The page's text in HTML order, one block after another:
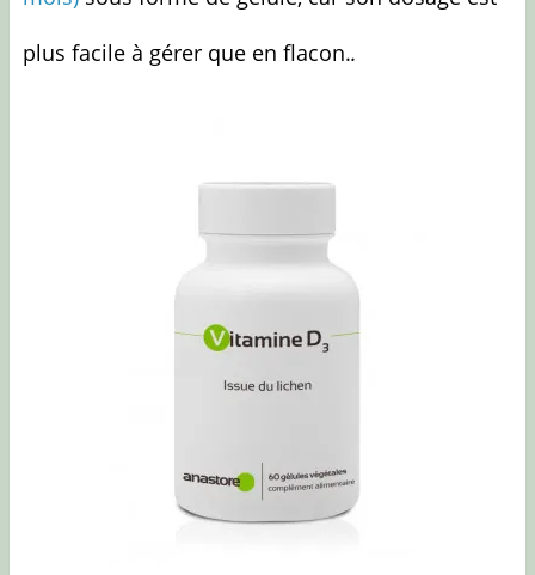
plus facile à gérer que en flacon..